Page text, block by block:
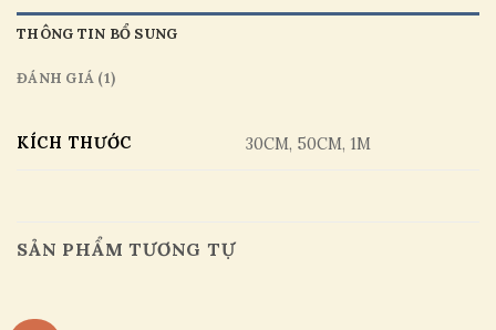
THÔNG TIN BỔ SUNG
ĐÁNH GIÁ (1)
KÍCH THƯỚC 30CM, 50CM, 1M
SẢN PHẨM TƯƠNG TỰ